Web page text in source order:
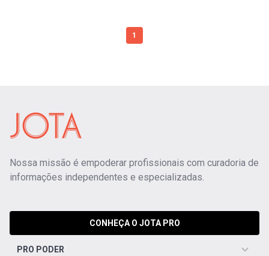
1
Nossa missão é empoderar profissionais com curadoria de
informações independentes e especializadas.
CONHEÇA O JOTA PRO
PRO PODER